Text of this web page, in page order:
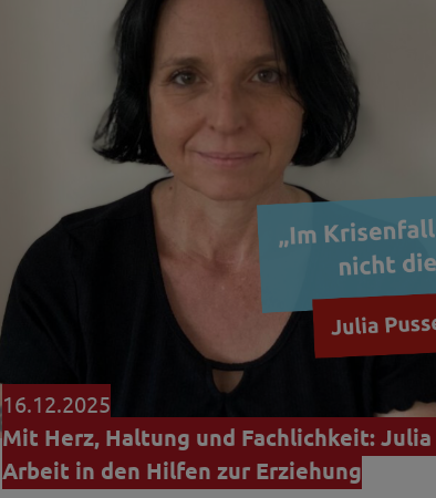
16.12.2025
Mit Herz, Haltung und Fachlichkeit:
Arbeit in den Hilfen zur Erziehung